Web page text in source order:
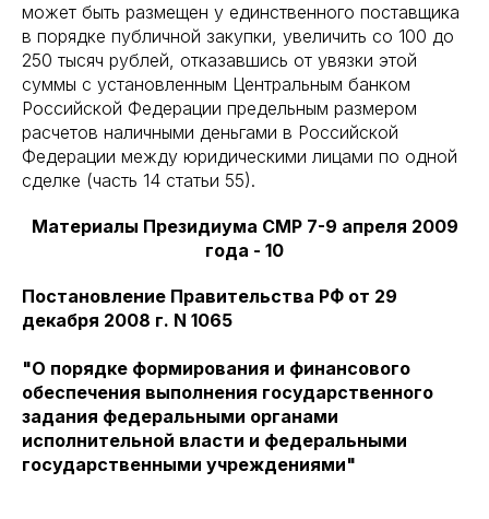
может быть размещен у единственного поставщика
в порядке публичной закупки, увеличить со 100 до
250 тысяч рублей, отказавшись от увязки этой
суммы с установленным Центральным банком
Российской Федерации предельным размером
расчетов наличными деньгами в Российской
Федерации между юридическими лицами по одной
сделке (часть 14 статьи 55).
Материалы Президиума СМР 7-9 апреля 2009
года - 10
Постановление Правительства РФ от 29
декабря 2008 г. N 1065
"О порядке формирования и финансового
обеспечения выполнения государственного
задания федеральными органами
исполнительной власти и федеральными
государственными учреждениями"